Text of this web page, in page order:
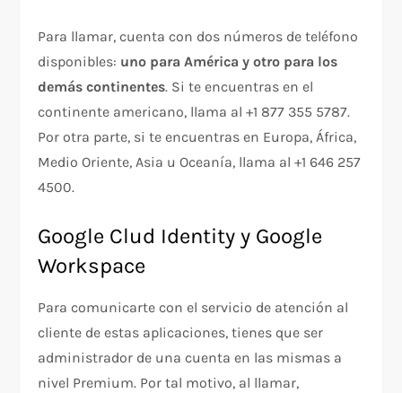
Para llamar, cuenta con dos números de teléfono
disponibles: uno para América y otro para los
demás continentes. Si te encuentras en el
continente americano, llama al +1 877 355 5787.
Por otra parte, si te encuentras en Europa, África,
Medio Oriente, Asia u Oceanía, llama al +1 646 257
4500.
Google Clud Identity y Google
Workspace
Para comunicarte con el servicio de atención al
cliente de estas aplicaciones, tienes que ser
administrador de una cuenta en las mismas a
nivel Premium. Por tal motivo, al llamar,